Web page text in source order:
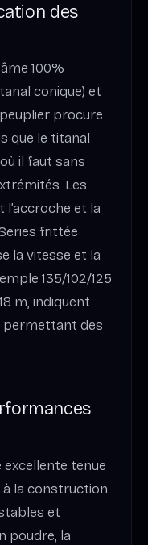
des
100%
conique) et
procure
que le titanal
il faut sans
Les
et la
frittée
la vitesse et la
135/102/125
m, indiquent
permettant des
excellente tenue
la construction
et
poudre, la